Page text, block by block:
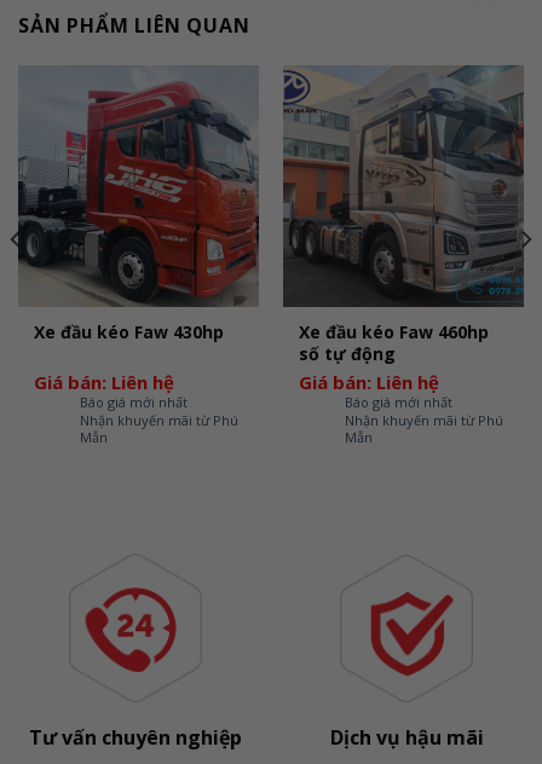
SẢN PHẨM LIÊN QUAN
Xe đầu kéo Faw 430hp
Giá bán: Liên hệ
Báo giá mới nhất
Nhận khuyến mãi từ Phú
Mẫn
Xe đầu kéo Faw 460hp
số tự động
Giá bán: Liên hệ
Báo giá mới nhất
Nhận khuyến mãi từ Phú
Mẫn
Tư vấn chuyên nghiệp Dịch vụ hậu mãi